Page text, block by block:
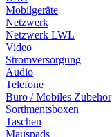
Mobilgeräte
Netzwerk
Netzwerk LWL
Video
Stromversorgung
Audio
Telefone
Büro / Mobiles Zubehör
Sortimentsboxen
Taschen
Mauspads